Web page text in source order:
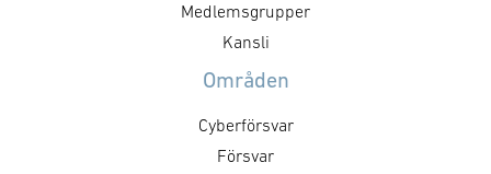
Medlemsgrupper
Kansli
Områden
Cyberförsvar
Försvar